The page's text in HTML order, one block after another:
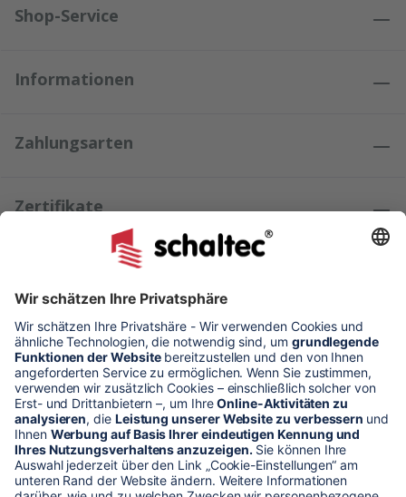
Shop-Service
Informationen
Zahlungsarten
Zertifikate
Kundenmeinungen
* Alle Preise verstehen sich zzgl. Mehrwertsteuer und Versandkosten